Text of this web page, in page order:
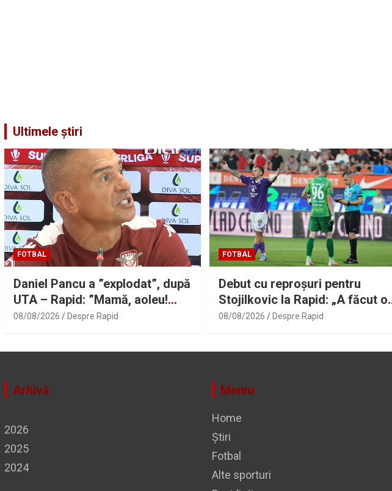
Ultimele știri
FOTBAL
Daniel Pancu a ”explodat”, după
UTA – Rapid: ”Mamă, aoleu!
Puțin respect nu există?”
08/08/2026 Despre Rapid
FOTBAL
Debut cu reproșuri pentru
Stojilkovic la Rapid: „A făcut o
mare greșeală!”
08/08/2026 Despre Rapid
Arhivă
2026
2025
2024
Meniu
Home
Știri
Fotbal
Alte sporturi